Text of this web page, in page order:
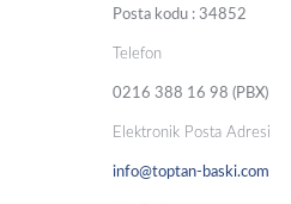
Posta kodu : 34852
Telefon
0216 388 16 98 (PBX)
Elektronik Posta Adresi
info@toptan-baski.com